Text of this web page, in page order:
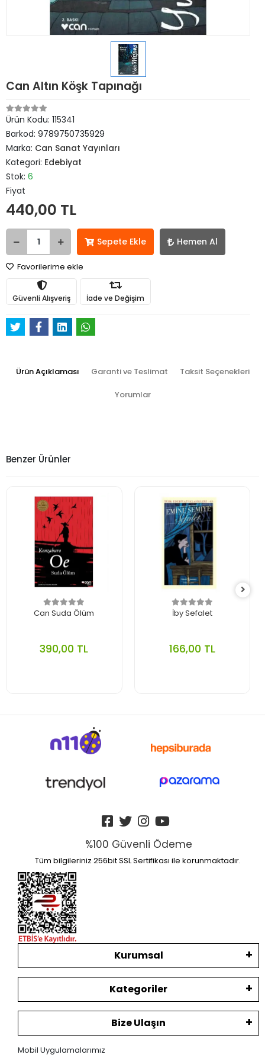
Can Altın Köşk Tapınağı
Ürün Kodu: 115341
Barkod: 9789750735929
Marka: Can Sanat Yayınları
Kategori: Edebiyat
Stok: 6
Fiyat
440,00 TL
Sepete Ekle Hemen Al
Favorilerime ekle
Güvenli Alışveriş İade ve Değişim
Ürün Açıklaması Garanti ve Teslimat Taksit Seçenekleri
Yorumlar
Benzer Ürünler
Can Suda Ölüm
390,00 TL
İby Sefalet
166,00 TL
%100 Güvenli Ödeme
Tüm bilgileriniz 256bit SSL Sertifikası ile korunmaktadır.
Kurumsal
Kategoriler
Bize Ulaşın
Mobil Uygulamalarımız